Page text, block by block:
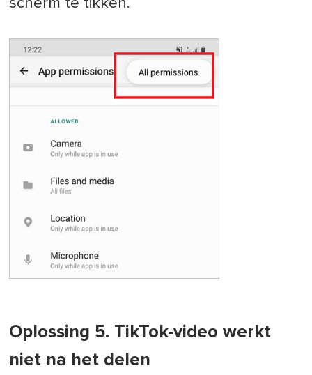
Oplossing 5. TikTok-video werkt
niet na het delen